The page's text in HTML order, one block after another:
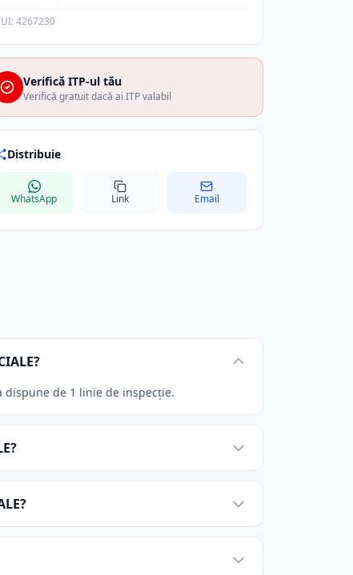
4267230
Verifică ITP-ul tău
Verifică gratuit dacă ai ITP valabil
Distribuie
WhatsApp Link Email
dispune de 1 linie de inspecție.